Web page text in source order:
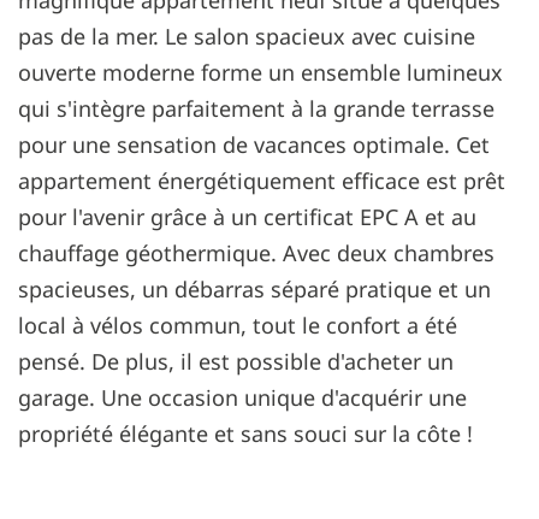
pas de la mer. Le salon spacieux avec cuisine
ouverte moderne forme un ensemble lumineux
qui s'intègre parfaitement à la grande terrasse
pour une sensation de vacances optimale. Cet
appartement énergétiquement efficace est prêt
pour l'avenir grâce à un certificat EPC A et au
chauffage géothermique. Avec deux chambres
spacieuses, un débarras séparé pratique et un
local à vélos commun, tout le confort a été
pensé. De plus, il est possible d'acheter un
garage. Une occasion unique d'acquérir une
propriété élégante et sans souci sur la côte !